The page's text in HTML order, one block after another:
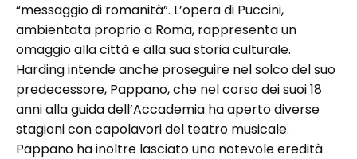
“messaggio di romanità”. L’opera di Puccini,
ambientata proprio a Roma, rappresenta un
omaggio alla città e alla sua storia culturale.
Harding intende anche proseguire nel solco del suo
predecessore, Pappano, che nel corso dei suoi 18
anni alla guida dell’Accademia ha aperto diverse
stagioni con capolavori del teatro musicale.
Pappano ha inoltre lasciato una notevole eredità